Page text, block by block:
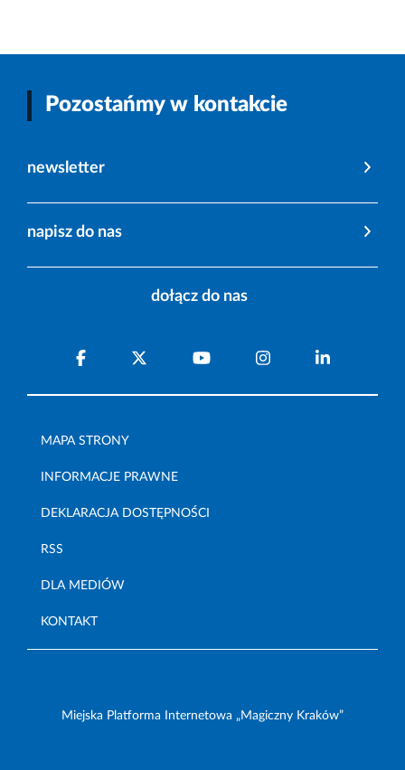
Pozostańmy w kontakcie
newsletter
napisz do nas
dołącz do nas
MAPA STRONY
INFORMACJE PRAWNE
DEKLARACJA DOSTĘPNOŚCI
RSS
DLA MEDIÓW
KONTAKT
Miejska Platforma Internetowa „Magiczny Kraków”